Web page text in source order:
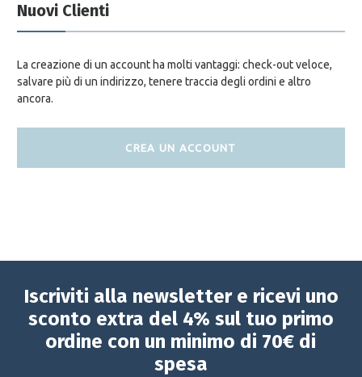
Nuovi Clienti
La creazione di un account ha molti vantaggi: check-out veloce,
salvare più di un indirizzo, tenere traccia degli ordini e altro
ancora.
CREA UN ACCOUNT
Iscriviti alla newsletter e ricevi uno
sconto extra del 4% sul tuo primo
ordine con un minimo di 70€ di
spesa